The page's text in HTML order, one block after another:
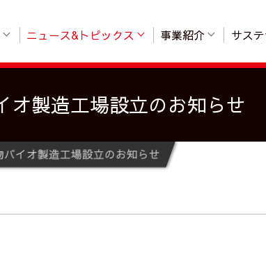
ニュース&トピックス 事業紹介 サス
オ製造工場設立のお知らせ
イオ製造工場設立のお知らせ